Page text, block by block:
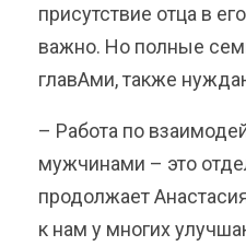
присутствие отца в
важно. Но полные
главАми, также
– Работа по
мужчинами – это
продолжает
к нам у многих